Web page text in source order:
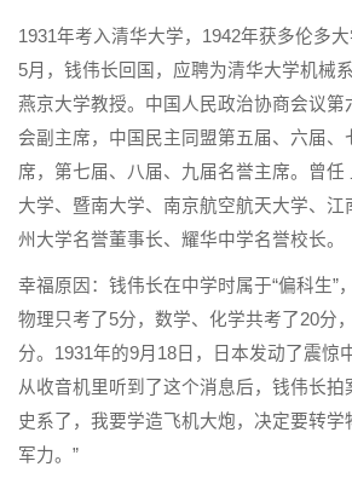
1931年考入清华大学，1942年获多伦多
5月，钱伟长回国，应聘为清华大学机械
燕京大学教授。中国人民政治协商会议第
会副主席，中国民主同盟第五届、六届、
席，第七届、八届、九届名誉主席。曾任
大学、暨南大学、南京航空航天大学、江
州大学名誉董事长、耀华中学名誉校长。
幸福原因：钱伟长在中学时属于“偏科生”
物理只考了5分，数学、化学共考了20分
分。1931年的9月18日，日本发动了震惊
从收音机里听到了这个消息后，钱伟长拍
史系了，我要学造飞机大炮，决定要转学
军力。”